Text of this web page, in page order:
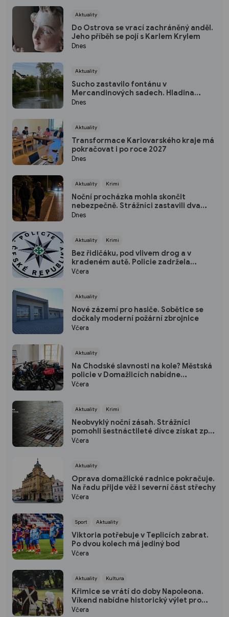
Aktuality
Do Ostrova se vrací zachráněný anděl.
Jeho příběh se pojí s Karlem Krylem
Dnes
Aktuality
Sucho zastavilo fontánu v
Mercandinových sadech. Hladina
rybníka výrazně klesla
Dnes
Aktuality
Transformace Karlovarského kraje má
pokračovat i po roce 2027
Dnes
Aktuality Krimi
Noční procházka mohla skončit
nebezpečně. Strážníci zastavili dva
mladíky mířící do Bohatic
Dnes
Aktuality Krimi
Bez řidičáku, pod vlivem drog a v
kradeném autě. Policie zadržela
třicetiletého muže
Včera
Aktuality
Nové zázemí pro hasiče. Sobětice se
dočkaly moderní požární zbrojnice
Včera
Aktuality
Na Chodské slavnosti na kole? Městská
policie v Domažlicích nabídne
bezplatnou úschovnu
Včera
Aktuality Krimi
Neobvyklý noční zásah. Strážníci
pomohli šestnáctileté dívce získat zpět
mobil
Včera
Aktuality
Oprava domažlické radnice pokračuje.
Na řadu přijde věž i severní část střechy
Včera
Sport Aktuality
Viktoria potřebuje v Teplicích zabrat.
Po dvou kolech má jediný bod
Včera
Aktuality Kultura
Křimice se vrátí do doby Napoleona.
Víkend nabídne historický výlet pro
děti
Včera